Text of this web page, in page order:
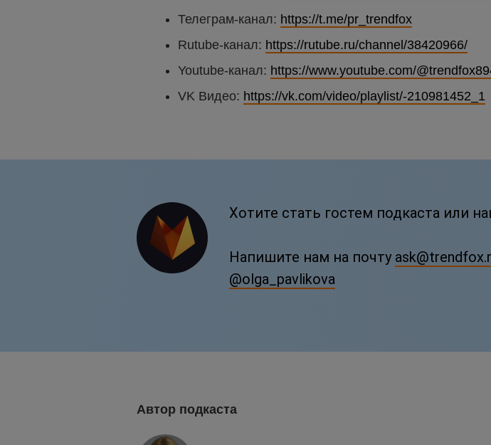
Телеграм-канал: https://t.me/pr_trendfox
Rutube-канал: https://rutube.ru/channel/38420966/
Youtube-канал: https://www.youtube.com/
VK Видео: https://vk.com/video/playlist/-210981452_1
Хотите стать гостем подкаста или
Напишите нам на почту
@olga_pavlikova
Автор подкаста